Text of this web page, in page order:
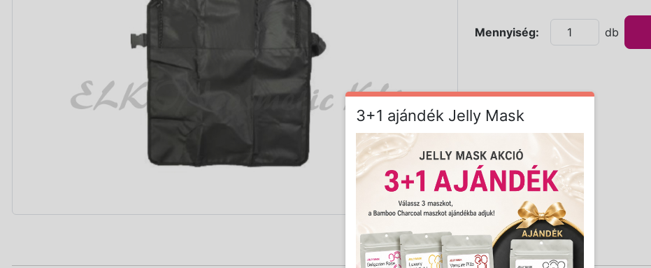
Mennyiség: db
3+1 ajándék Jelly Mask